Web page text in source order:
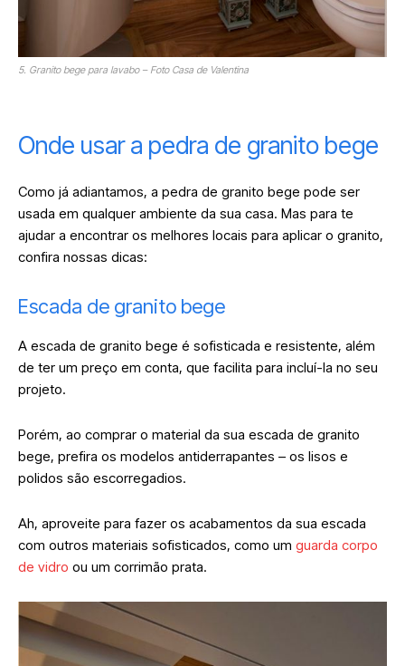
5. Granito bege para lavabo – Foto Casa de Valentina
Onde usar a pedra de granito bege
Como já adiantamos, a pedra de granito bege pode ser
usada em qualquer ambiente da sua casa. Mas para te
ajudar a encontrar os melhores locais para aplicar o granito,
confira nossas dicas:
Escada de granito bege
A escada de granito bege é sofisticada e resistente, além
de ter um preço em conta, que facilita para incluí-la no seu
projeto.
Porém, ao comprar o material da sua escada de granito
bege, prefira os modelos antiderrapantes – os lisos e
polidos são escorregadios.
Ah, aproveite para fazer os acabamentos da sua escada
com outros materiais sofisticados, como um guarda corpo
de vidro ou um corrimão prata.